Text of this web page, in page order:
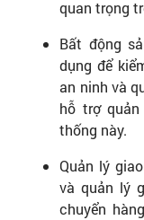
quan trọng
Bất động
dụng để
an ninh và
hỗ trợ
thống này.
Quản lý
và quản lý
chuyển